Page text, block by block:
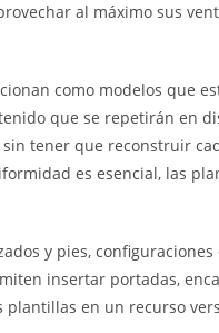
al máximo sus
como modelos que
que se repetirán en
tener que reconstruir
es esencial, las
y pies, configuraciones
insertar portadas,
en un recurso